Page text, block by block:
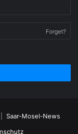
Forget?
Saar-Mosel-News